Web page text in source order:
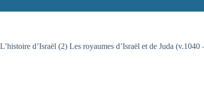
L’histoire d’Israël (2) Les royaumes d’Israël et de Juda (v.1040